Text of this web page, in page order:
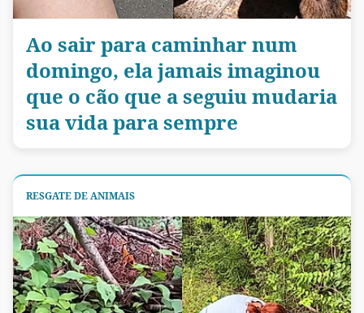
Ao sair para caminhar num
domingo, ela jamais imaginou
que o cão que a seguiu mudaria
sua vida para sempre
RESGATE DE ANIMAIS